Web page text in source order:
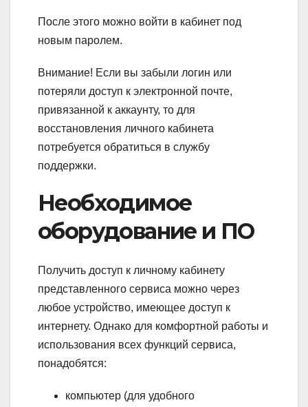
После этого можно войти в кабинет под
новым паролем.
Внимание! Если вы забыли логин или
потеряли доступ к электронной почте,
привязанной к аккаунту, то для
восстановления личного кабинета
потребуется обратиться в службу
поддержки.
Необходимое
оборудование и ПО
Получить доступ к личному кабинету
представленного сервиса можно через
любое устройство, имеющее доступ к
интернету. Однако для комфортной работы и
использования всех функций сервиса,
понадобятся:
компьютер (для удобного